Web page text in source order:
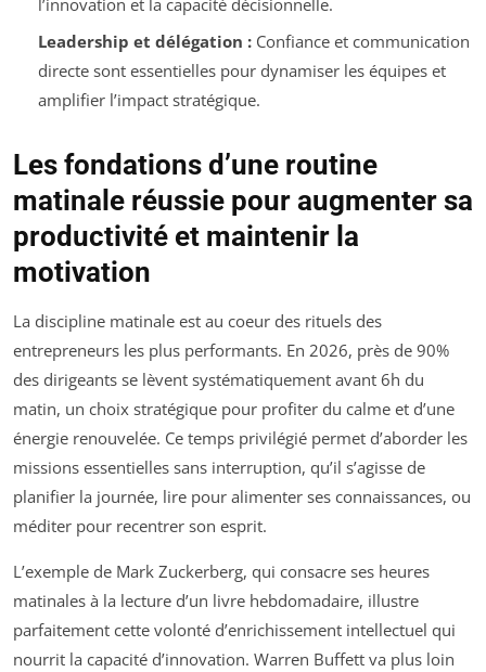
Leadership et délégation :Confiance et communication
directe sont essentielles pour dynamiser les équipes et
amplifier l’impact stratégique.
Les fondations d’une routine
matinale réussie pour augmenter sa
productivité et maintenir la
motivation
La discipline matinale est au coeur des rituels des
entrepreneurs les plus performants. En 2026, près de 90%
des dirigeants se lèvent systématiquement avant 6h du
matin, un choix stratégique pour profiter du calme et d’une
énergie renouvelée. Ce temps privilégié permet d’aborder les
missions essentielles sans interruption, qu’il s’agisse de
planifier la journée, lire pour alimenter ses connaissances, ou
méditer pour recentrer son esprit.
L’exemple de Mark Zuckerberg, qui consacre ses heures
matinales à la lecture d’un livre hebdomadaire, illustre
parfaitement cette volonté d’enrichissement intellectuel qui
nourrit la capacité d’innovation. Warren Buffett va plus loin